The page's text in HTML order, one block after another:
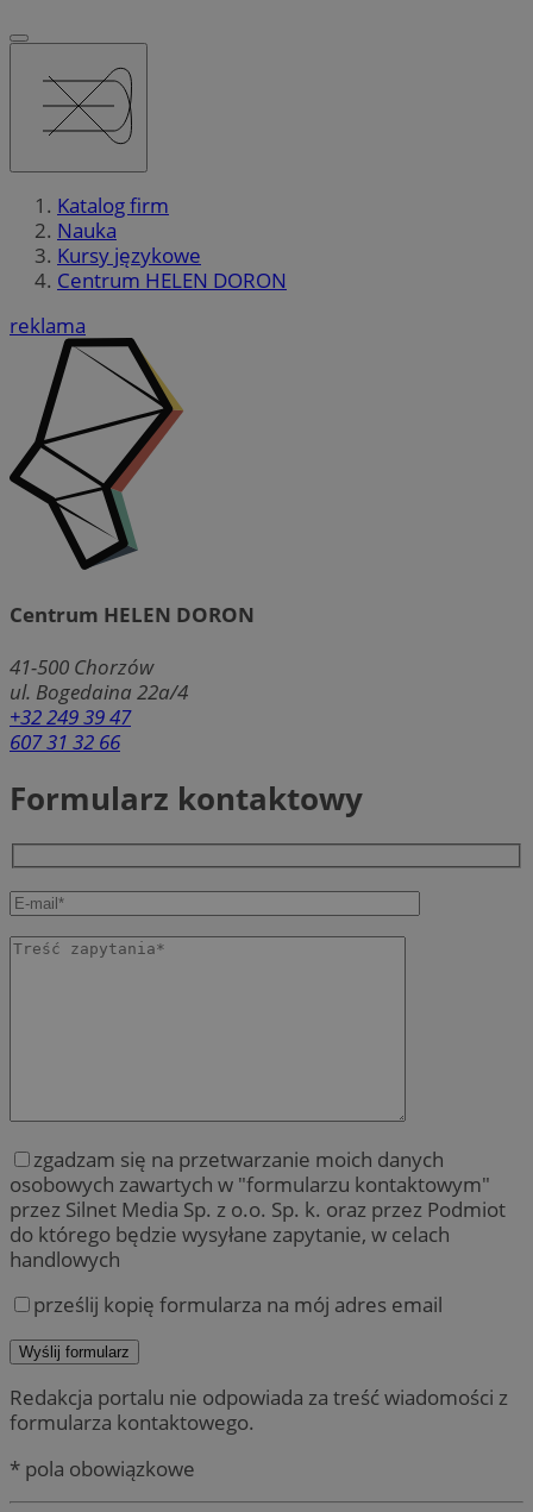
Katalog firm
Nauka
Kursy językowe
Centrum HELEN DORON
reklama
Centrum HELEN DORON
41-500 Chorzów
ul. Bogedaina 22a/4
+32 249 39 47
607 31 32 66
Formularz kontaktowy
zgadzam się na przetwarzanie moich danych
osobowych zawartych w "formularzu kontaktowym"
przez Silnet Media Sp. z o.o. Sp. k. oraz przez Podmiot
do którego będzie wysyłane zapytanie, w celach
handlowych
prześlij kopię formularza na mój adres email
Redakcja portalu nie odpowiada za treść wiadomości z
formularza kontaktowego.
* pola obowiązkowe